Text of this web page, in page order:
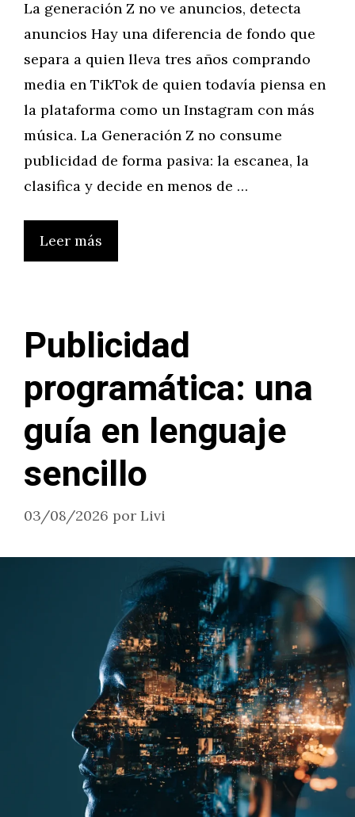
La generación Z no ve anuncios, detecta
anuncios Hay una diferencia de fondo que
separa a quien lleva tres años comprando
media en TikTok de quien todavía piensa en
la plataforma como un Instagram con más
música. La Generación Z no consume
publicidad de forma pasiva: la escanea, la
clasifica y decide en menos de …
Leer más
Publicidad
programática: una
guía en lenguaje
sencillo
03/08/2026 por Livi